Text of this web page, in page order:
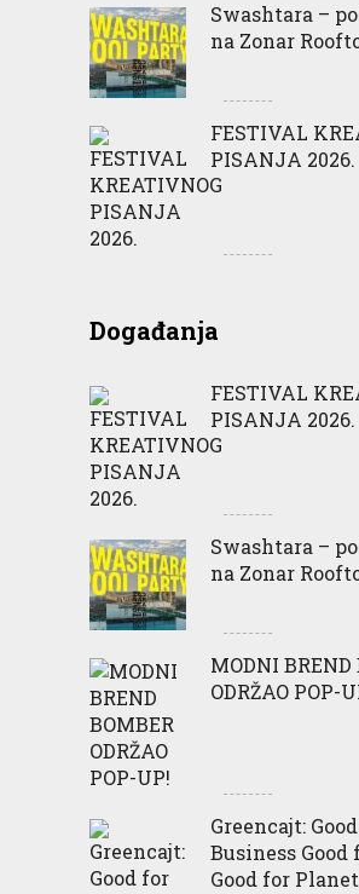
Swashtara –
na Zonar
FESTIVAL
PISANJA 2026.
Događanja
FESTIVAL
PISANJA 2026.
Swashtara –
na Zonar
MODNI BREND
ODRŽAO POP-
Greencajt:
Business Good
Good for Planet